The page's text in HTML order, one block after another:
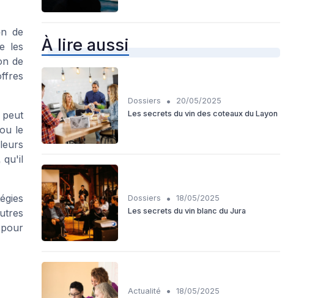
de
les
de
peut
ou le
qu'il
À lire aussi
Dossiers •
20/05/2025
Les secrets du vin des coteaux du Layon
Dossiers •
18/05/2025
Les secrets du vin blanc du Jura
Actualité •
18/05/2025